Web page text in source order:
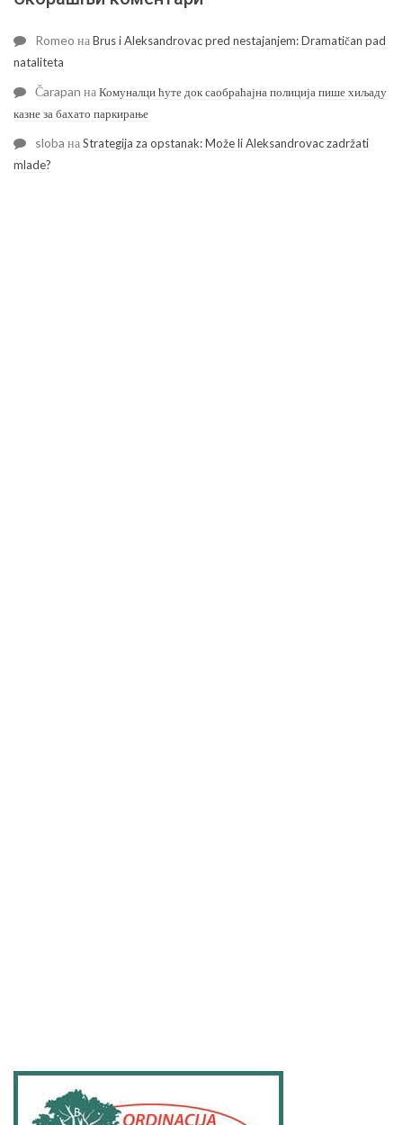
Romeo наBrus i Aleksandrovac pred nestajanjem: Dramatičan pad
nataliteta
Čarapan наКомуналци ћуте док саобраћајна полиција пише хиљаду
казне за бахато паркирање
sloba наStrategija za opstanak: Može li Aleksandrovac zadržati
mlade?